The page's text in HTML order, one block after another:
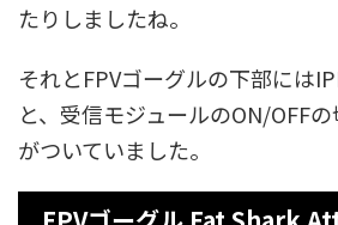
たりしましたね。
それとFPVゴーグルの下部には
と、受信モジュールのON/OFF
がついていました。